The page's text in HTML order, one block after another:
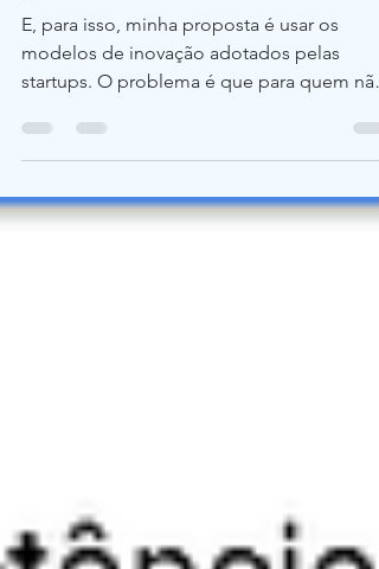
E, para isso, minha proposta é usar os
modelos de inovação adotados pelas
startups. O problema é que para quem não